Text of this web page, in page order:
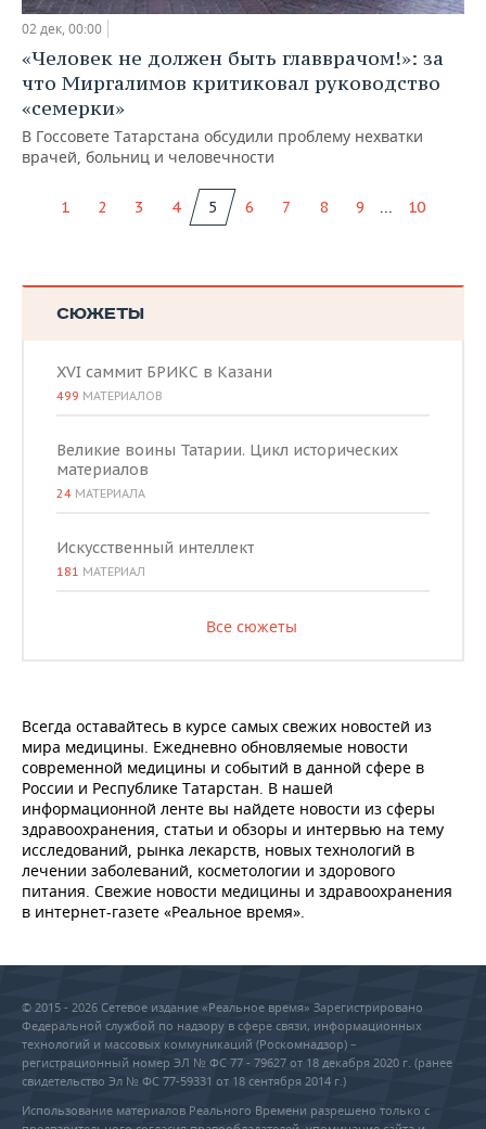
02 дек, 00:00
«Человек не должен быть главврачом!»: за
что Миргалимов критиковал руководство
«семерки»
В Госсовете Татарстана обсудили проблему нехватки
врачей, больниц и человечности
1 2 3 4 5 6 7 8 9 ... 10
СЮЖЕТЫ
XVI саммит БРИКС в Казани
499 МАТЕРИАЛОВ
Великие воины Татарии. Цикл исторических
материалов
24 МАТЕРИАЛА
Искусственный интеллект
181 МАТЕРИАЛ
Все сюжеты
Всегда оставайтесь в курсе самых свежих новостей из
мира медицины. Ежедневно обновляемые новости
современной медицины и событий в данной сфере в
России и Республике Татарстан. В нашей
информационной ленте вы найдете новости из сферы
здравоохранения, статьи и обзоры и интервью на тему
исследований, рынка лекарств, новых технологий в
лечении заболеваний, косметологии и здорового
питания. Свежие новости медицины и здравоохранения
в интернет-газете «Реальное время».
© 2015 - 2026 Сетевое издание «Реальное время» Зарегистрировано
Федеральной службой по надзору в сфере связи, информационных
технологий и массовых коммуникаций (Роскомнадзор) –
регистрационный номер ЭЛ № ФС 77 - 79627 от 18 декабря 2020 г. (ранее
свидетельство Эл № ФС 77-59331 от 18 сентября 2014 г.)
Использование материалов Реального Времени разрешено только с